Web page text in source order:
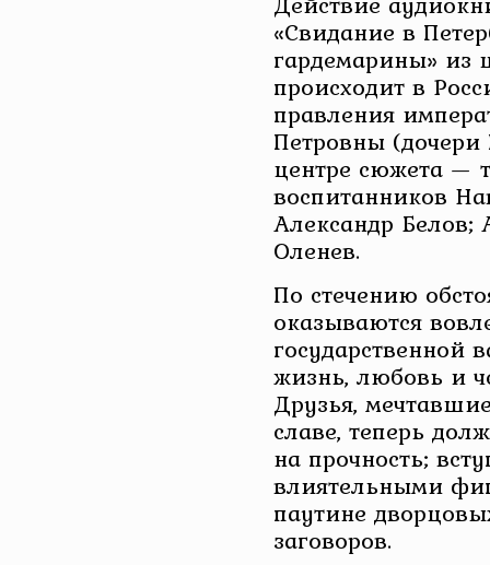
«Свидание в
гардемарины» из
происходит в
правления
Петровны (дочери
центре сюжета —
воспитанников
Александр Белов;
Оленев.
По стечению
оказываются
государственной
жизнь, любовь и
Друзья,
славе, теперь
на прочность;
влиятельными
паутине
заговоров.